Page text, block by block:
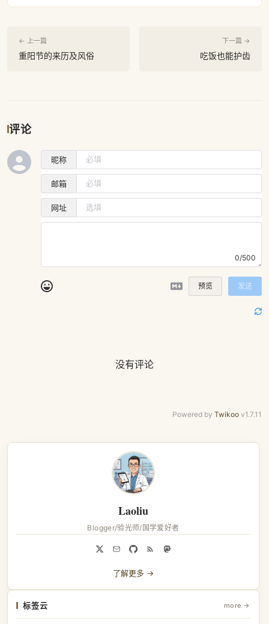
← 上一篇
重阳节的来历及风俗
下一篇 →
吃饭也能护齿
评论
昵称
邮箱
网址
0/500
预览 发送
没有评论
Powered by Twikoo v1.7.11
Laoliu
Blogger/验光师/国学爱好者
了解更多 →
标签云 more →